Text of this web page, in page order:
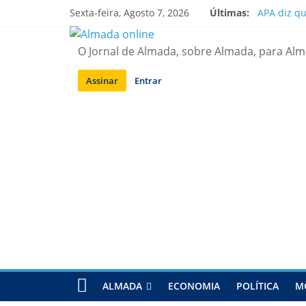
Sexta-feira, Agosto 7, 2026 Últimas:
APA diz
Ponte
Situação
O Jornal de Almada, sobre Almada, para
Assinar Entrar
ALMADA ECONOMIA POLÍTICA